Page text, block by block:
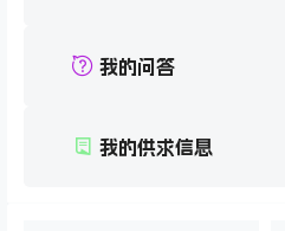
我的问答
我的供求信息